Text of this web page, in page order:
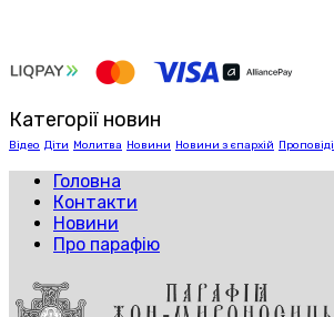
Категорії новин
Відео Діти Молитва Новини Новини з єпархій Проповіді
Головна
Контакти
Новини
Про парафію